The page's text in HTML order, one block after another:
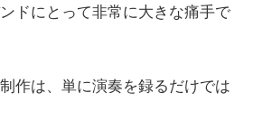
ドにとって非常に大きな痛手で
作は、単に演奏を録るだけでは